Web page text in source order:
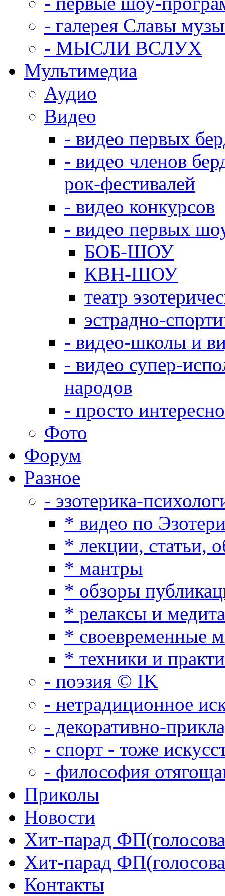
- галерея Славы
- МЫСЛИ ВСЛУХ
Мультимедиа
Аудио
Видео
- видео первых
- видео членов
рок-фестивалей
- видео конкурсов
- видео первых
БОБ-ШОУ
КВН-ШОУ
театр
эстрадно-
- видео-школы и
- видео супер-
народов
- просто
Фото
Форум
Разное
- эзотерика-
* видео по
* лекции, статьи,
* мантры
* обзоры
* релаксы и
* своевременные
* техники и
- поэзия © IK
- нетрадиционное
- декоративно-
- спорт - тоже
- философия
Приколы
Новости
Хит-парад
Хит-парад
Контакты